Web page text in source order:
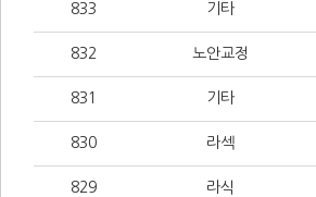
833 기타
832 노안교정
831 기타
830 라섹
829 라식